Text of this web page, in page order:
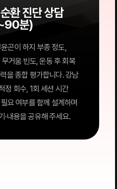
환 진단 상담
분)
곤이 하지 부종 정도,
거움 빈도, 운동 후 회복
을 종합 평가합니다. 강남
정 회수, 1회 세션 시간
요 여부를 함께 설계하며
·내용을 공유해 주세요.